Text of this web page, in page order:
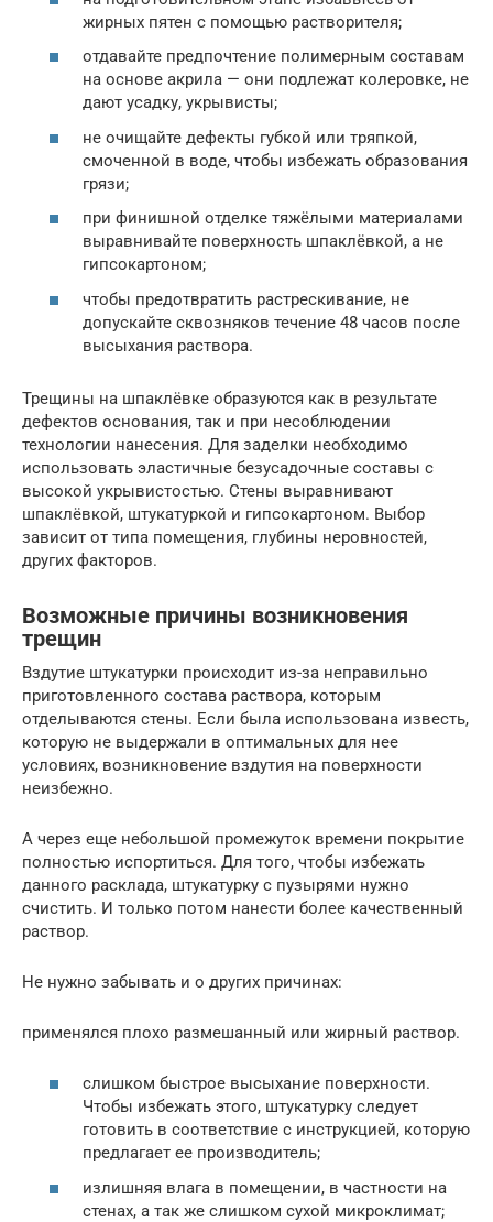
жирных пятен с помощью растворителя;
отдавайте предпочтение полимерным составам
на основе акрила — они подлежат колеровке, не
дают усадку, укрывисты;
не очищайте дефекты губкой или тряпкой,
смоченной в воде, чтобы избежать образования
грязи;
при финишной отделке тяжёлыми материалами
выравнивайте поверхность шпаклёвкой, а не
гипсокартоном;
чтобы предотвратить растрескивание, не
допускайте сквозняков течение 48 часов после
высыхания раствора.
Трещины на шпаклёвке образуются как в результате
дефектов основания, так и при несоблюдении
технологии нанесения. Для заделки необходимо
использовать эластичные безусадочные составы с
высокой укрывистостью. Стены выравнивают
шпаклёвкой, штукатуркой и гипсокартоном. Выбор
зависит от типа помещения, глубины неровностей,
других факторов.
Возможные причины возникновения
трещин
Вздутие штукатурки происходит из-за неправильно
приготовленного состава раствора, которым
отделываются стены. Если была использована известь,
которую не выдержали в оптимальных для нее
условиях, возникновение вздутия на поверхности
неизбежно.
А через еще небольшой промежуток времени покрытие
полностью испортиться. Для того, чтобы избежать
данного расклада, штукатурку с пузырями нужно
счистить. И только потом нанести более качественный
раствор.
Не нужно забывать и о других причинах:
применялся плохо размешанный или жирный раствор.
слишком быстрое высыхание поверхности.
Чтобы избежать этого, штукатурку следует
готовить в соответствие с инструкцией, которую
предлагает ее производитель;
излишняя влага в помещении, в частности на
стенах, а так же слишком сухой микроклимат;